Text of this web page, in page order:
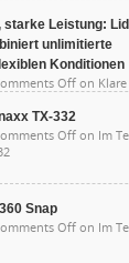
Leistung: Lidl
unlimitierte
Konditionen
Offon Klare
Konditionen
TX-332
Offon Im
Snap
Offon Im